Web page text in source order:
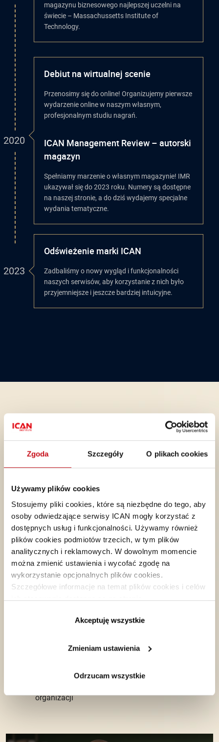
Zgoda Szczegóły O plikach cookies
Używamy plików cookies
Stosujemy pliki cookies, które są niezbędne do tego, aby
osoby odwiedzające serwisy ICAN mogły korzystać z
dostępnych usług i funkcjonalności. Używamy również
plików cookies podmiotów trzecich, w tym plików
analitycznych i reklamowych. W dowolnym momencie
można zmienić ustawienia i wycofać zgodę na
wykorzystanie opcjonalnych plików cookies.
Szczegółowe informacje na temat plików cookies i celów
ich stosowania dostępne są na stronie
Akceptuję wszystkie
Zmieniam ustawienia
Odrzucam wszystkie
magazynu biznesowego najlepszej uczelni na
świecie – Massachussetts Institute of
Technology.
2020
Debiut na wirtualnej scenie
Przenosimy się do online! Organizujemy pierwsze
wydarzenie online w naszym własnym,
profesjonalnym studiu nagrań.
ICAN Management Review – autorski
magazyn
Spełniamy marzenie o własnym magazynie! IMR
ukazywał się do 2023 roku. Numery są dostępne
na naszej stronie, a do dziś wydajemy specjalne
wydania tematyczne.
2023
Odświeżenie marki ICAN
Zadbaliśmy o nowy wygląd i funkcjonalności
naszych serwisów, aby korzystanie z nich było
przyjemniejsze i jeszcze bardziej intuicyjne.
Kompleksowe wsparcie rozwojowe
dla Twojej firmy. Zobacz, jak to
robimy!
nieliczni dostawcy zapewniają prawdziwie kompleksowe
podejście, które przynosi wymierne rezultaty. ICAN Institute
to coś więcej niż firma szkoleniowa – to strategiczny
partner w transformacji organizacji.
Co wyróżnia nasze szkolenia?
Kompleksowe podejście end-to-end
learning, coaching)
Ekspercka wiedza dla wszystkich poziomów
organizacji